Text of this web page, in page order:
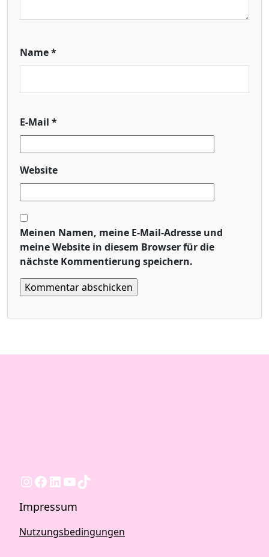
Name*
E-Mail *
Website
Meinen Namen, meine E-Mail-Adresse und
meine Website in diesem Browser für die
nächste Kommentierung speichern.
Instagram
Facebook
LinkedIn
YouTube
TikTok
Impressum
Nutzungsbedingungen